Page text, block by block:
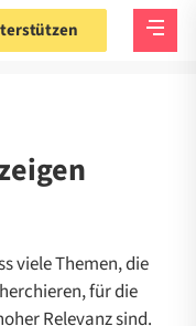
viele Themen, die
für die
Relevanz sind.